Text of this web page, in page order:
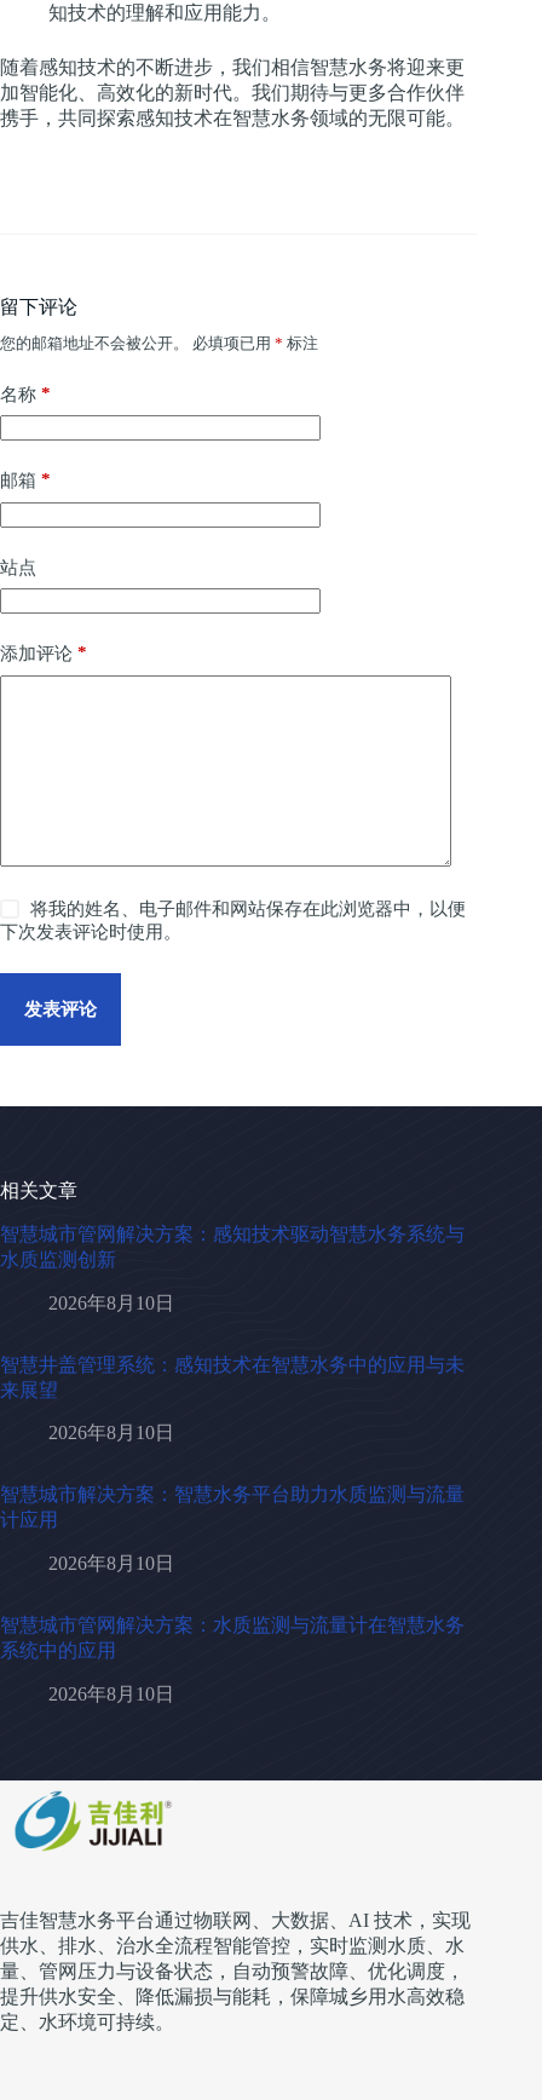
知技术的理解和应用能力。
随着感知技术的不断进步，我们相信智慧水务将迎来更
加智能化、高效化的新时代。我们期待与更多合作伙伴
携手，共同探索感知技术在智慧水务领域的无限可能。
留下评论
您的邮箱地址不会被公开。 必填项已用 * 标注
名称 *
邮箱 *
站点
添加评论 *
将我的姓名、电子邮件和网站保存在此浏览器中，以便
下次发表评论时使用。
发表评论
相关文章
智慧城市管网解决方案：感知技术驱动智慧水务系统与
水质监测创新
2026年8月10日
智慧井盖管理系统：感知技术在智慧水务中的应用与未
来展望
2026年8月10日
智慧城市解决方案：智慧水务平台助力水质监测与流量
计应用
2026年8月10日
智慧城市管网解决方案：水质监测与流量计在智慧水务
系统中的应用
2026年8月10日
吉佳智慧水务平台通过物联网、大数据、AI 技术，实现
供水、排水、治水全流程智能管控，实时监测水质、水
量、管网压力与设备状态，自动预警故障、优化调度，
提升供水安全、降低漏损与能耗，保障城乡用水高效稳
定、水环境可持续。